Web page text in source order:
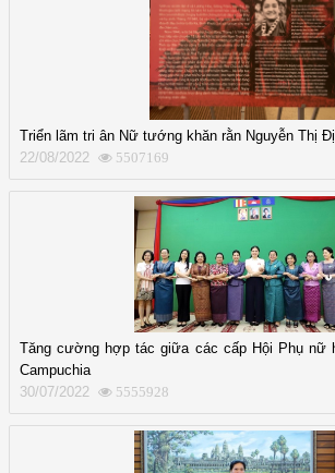
Triển lãm tri ân Nữ tướng khăn rằn Nguyễn Thị
22/08/2022
5507169
Tăng cường hợp tác giữa các cấp Hội Phụ nữ
Campuchia
30/07/2022
5555928